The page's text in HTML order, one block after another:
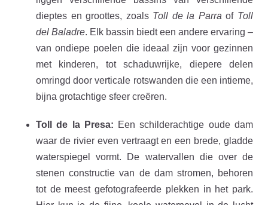
dieptes en groottes, zoals Toll de la Parra of Toll
del Baladre. Elk bassin biedt een andere ervaring –
van ondiepe poelen die ideaal zijn voor gezinnen
met kinderen, tot schaduwrijke, diepere delen
omringd door verticale rotswanden die een intieme,
bijna grotachtige sfeer creëren.
Toll de la Presa: Een schilderachtige oude dam
waar de rivier even vertraagt en een brede, gladde
waterspiegel vormt. De watervallen die over de
stenen constructie van de dam stromen, behoren
tot de meest gefotografeerde plekken in het park.